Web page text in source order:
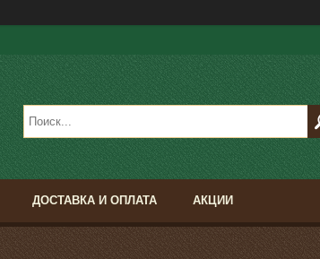
ДОСТАВКА И ОПЛАТА АКЦИИ